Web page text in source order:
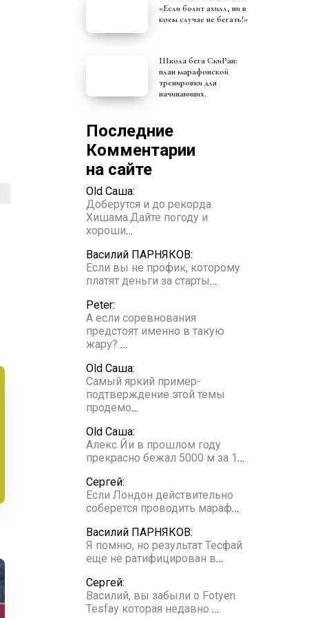
«Если болит ахилл, ни в
коем случае не бегать!»
Школа бега СкиРан:
план марафонской
тренировки для
начинающих.
Последние
Комментарии
на сайте
Old Саша:
Доберутся и до рекорда
Хишама.Дайте погоду и
хороши…
Василий ПАРНЯКОВ:
Если вы не профик, которому
платят деньги за старты…
Peter:
А если соревнования
предстоят именно в такую
жару? …
Old Саша:
Самый яркий пример-
подтверждение этой темы
продемо…
Old Саша:
Алекс Йи в прошлом году
прекрасно бежал 5000 м за 1…
Сергей:
Если Лондон действительно
соберется проводить мараф…
Василий ПАРНЯКОВ:
Я помню, но результат Тесфай
еще не ратифицирован в…
Сергей:
Василий, вы забыли о Fotyen
Tesfay которая недавно …